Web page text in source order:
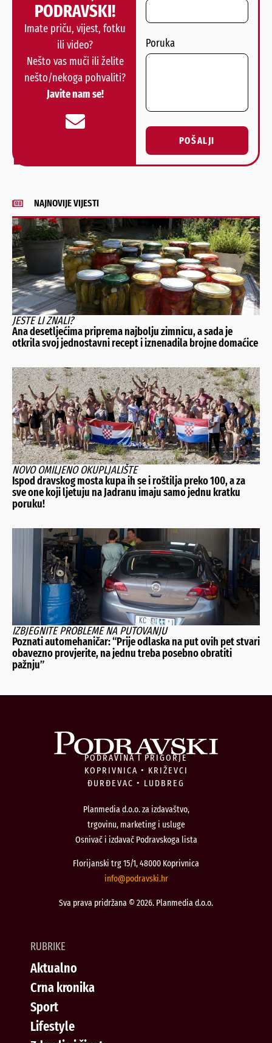
PODRAVSKI!
Imate priču, vijest, fotku
ili video?
Nešto vas muči ili želite
nešto/nekoga pohvaliti?
Javite nam se!
Poruka
POŠALJI
Alternative:
NAJNOVIJE VIJESTI
JESTE LI ZNALI?
Ana desetljećima priprema najbolju zimnicu, a sada je
otkrila svoj jednostavni recept i iznenadila brojne domaćice
NOVO OMILJENO OKUPLJALIŠTE
Ispod dravskog mosta kupa ih se i roštilja preko 100, a za
sve one koji ljetuju na Jadranu imaju samo jednu kratku
poruku!
IZBJEGNITE PROBLEME NA PUTOVANJU
Poznati automehaničar: “Prije odlaska na put ovih pet stvari
obavezno provjerite, na jednu treba posebno obratiti
pažnju”
PODRAVINA I PRIGORJE
KOPRIVNICA • KRIŽEVCI
ĐURĐEVAC • LUDBREG
Planmedia d.o.o. za izdavaštvo,
trgovinu, marketing i usluge
Osnivač i izdavač Podravskoga lista
Florijanski trg 15/1, 48000 Koprivnica
rh.iksvardop
@ofni
Sva prava pridržana © 2026. Planmedia d.o.o.
RUBRIKE
Aktualno
Crna kronika
Sport
Lifestyle